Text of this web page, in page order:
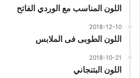
اللون المناسب مع الوردي الفاتح
2018-12-10
اللون الطوبى فى الملابس
2018-10-21
اللون البتنجاني